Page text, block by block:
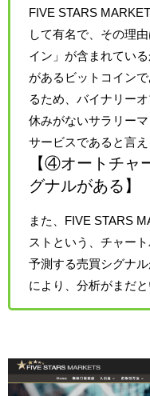
FIVE STARS
して有名で、その理
イン」が含まれてい
があるビットコイン
るため、バイナリー
休みがないサラリー
サービスであると言え
【④オートチャ
グナルがある】
また、FIVE STARS
ストという、チャー
予測する売買シグナ
により、分析がまだ